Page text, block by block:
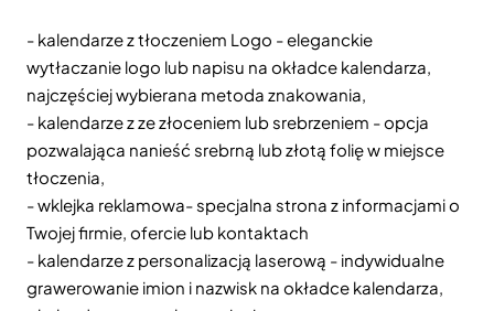
- kalendarze z tłoczeniem Logo - eleganckie
wytłaczanie logo lub napisu na okładce kalendarza,
najczęściej wybierana metoda znakowania,
- kalendarze z ze złoceniem lub srebrzeniem - opcja
pozwalająca nanieść srebrną lub złotą folię w miejsce
tłoczenia,
- wklejka reklamowa- specjalna strona z informacjami o
Twojej firmie, ofercie lub kontaktach
- kalendarze z personalizacją laserową - indywidualne
grawerowanie imion i nazwisk na okładce kalendarza,